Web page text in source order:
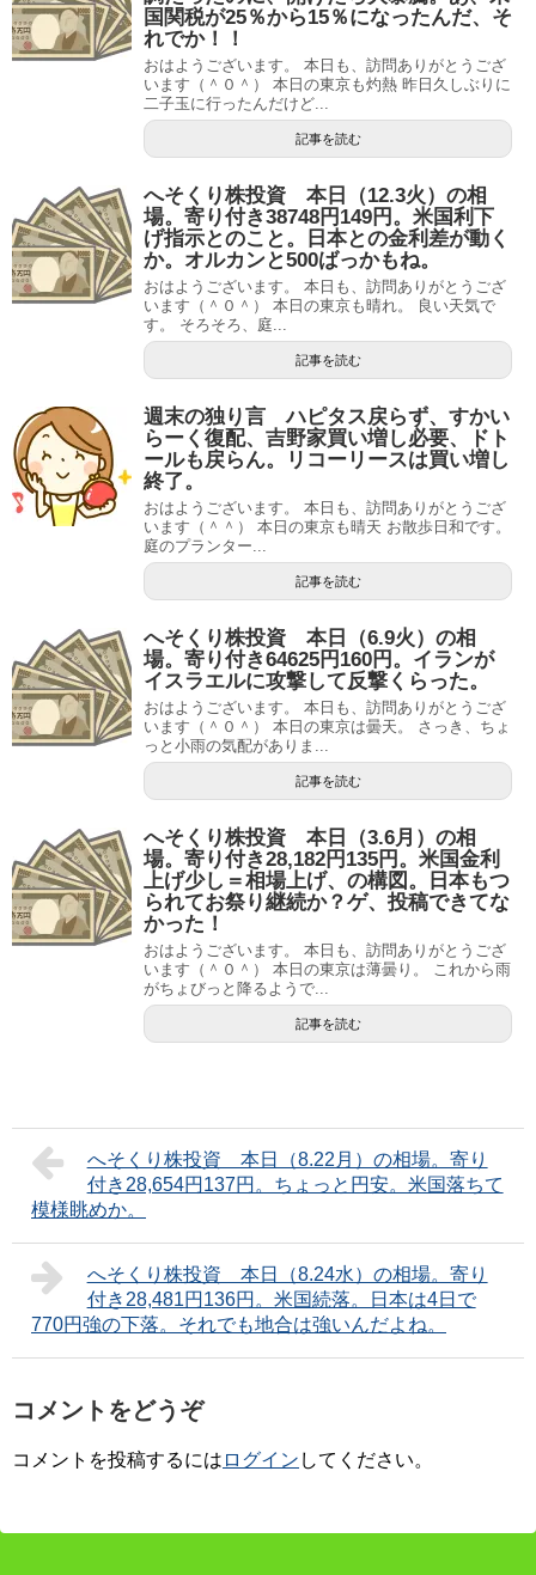
国関税が25％から15％になったんだ、そ
れでか！！
おはようございます。 本日も、訪問ありがとうござ
います（＾０＾） 本日の東京も灼熱 昨日久しぶりに
二子玉に行ったんだけど...
記事を読む
へそくり株投資 本日（12.3火）の相
場。寄り付き38748円149円。米国利下
げ指示とのこと。日本との金利差が動く
か。オルカンと500ばっかもね。
おはようございます。 本日も、訪問ありがとうござ
います（＾０＾） 本日の東京も晴れ。 良い天気で
す。 そろそろ、庭...
記事を読む
週末の独り言 ハピタス戻らず、すかい
らーく復配、吉野家買い増し必要、ドト
ールも戻らん。リコーリースは買い増し
終了。
おはようございます。 本日も、訪問ありがとうござ
います（＾＾） 本日の東京も晴天 お散歩日和です。
庭のプランター...
記事を読む
へそくり株投資 本日（6.9火）の相
場。寄り付き64625円160円。イランが
イスラエルに攻撃して反撃くらった。
おはようございます。 本日も、訪問ありがとうござ
います（＾０＾） 本日の東京は曇天。 さっき、ちょ
っと小雨の気配がありま...
記事を読む
へそくり株投資 本日（3.6月）の相
場。寄り付き28,182円135円。米国金利
上げ少し＝相場上げ、の構図。日本もつ
られてお祭り継続か？ゲ、投稿できてな
かった！
おはようございます。 本日も、訪問ありがとうござ
います（＾０＾） 本日の東京は薄曇り。 これから雨
がちょびっと降るようで...
記事を読む
へそくり株投資 本日（8.22月）の相場。寄り
付き28,654円137円。ちょっと円安。米国落ちて
模様眺めか。
へそくり株投資 本日（8.24水）の相場。寄り
付き28,481円136円。米国続落。日本は4日で
770円強の下落。それでも地合は強いんだよね。
コメントをどうぞ
コメントを投稿するには ログイン してください。